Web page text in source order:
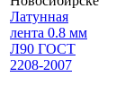
Латунная
лента 0.8 мм
Л90 ГОСТ
2208-2007